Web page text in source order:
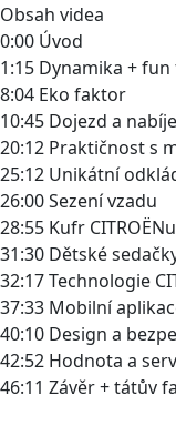
Obsah videa
0:00 Úvod
1:15 Dynamika + fun
8:04 Eko faktor
10:45 Dojezd a
20:12 Praktičnost s
25:12 Unikátní
26:00 Sezení vzadu
28:55 Kufr
31:30 Dětské
32:17 Technologie
37:33 Mobilní
40:10 Design a
42:52 Hodnota a
46:11 Závěr + tátův